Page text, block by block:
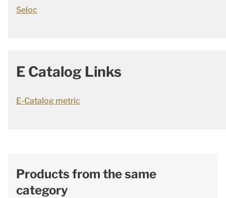
Seloc
E Catalog Links
E-Catalog metric
Products from the same
category